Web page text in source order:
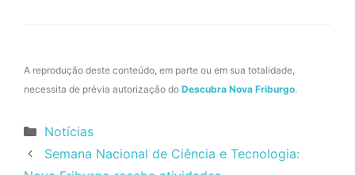
A reprodução deste conteúdo, em parte ou em sua totalidade,
necessita de prévia autorização do Descubra Nova Friburgo.
Categorias
Notícias
Semana Nacional de Ciência e Tecnologia: